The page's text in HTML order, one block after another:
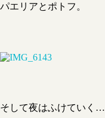
パエリアとポトフ。
そして夜はふけていく…